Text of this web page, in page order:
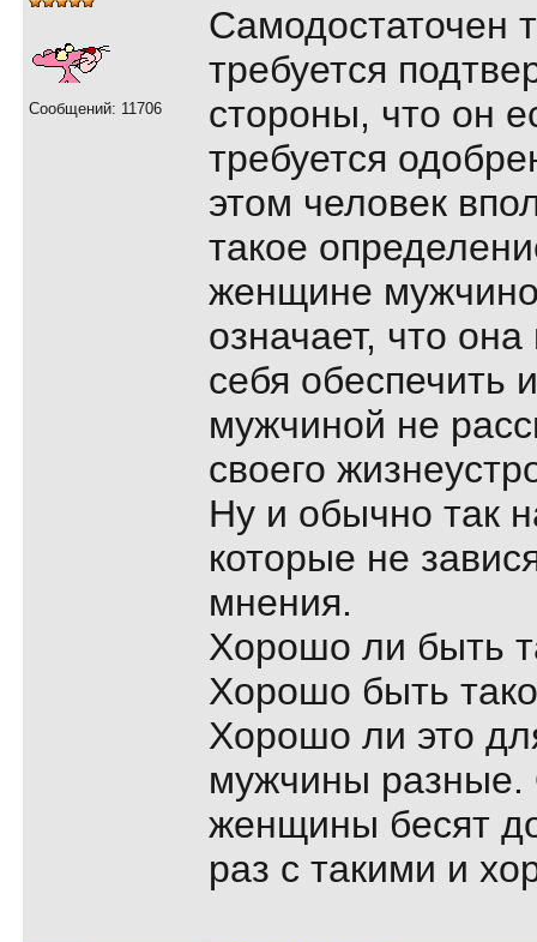
Сообщений: 11706
Самодостаточен
требуется
стороны, что он
требуется
этом человек
такое
женщине
означает, что
себя обеспечить
мужчиной не
своего
Ну и обычно так
которые не
мнения.
Хорошо ли быть
Хорошо быть
Хорошо ли это
мужчины разные.
женщины бесят
раз с такими и